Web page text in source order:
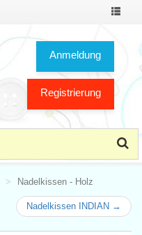
Toggle
Anmeldung
Registrierung
Nadelkissen - Holz
Nadelkissen INDIAN →